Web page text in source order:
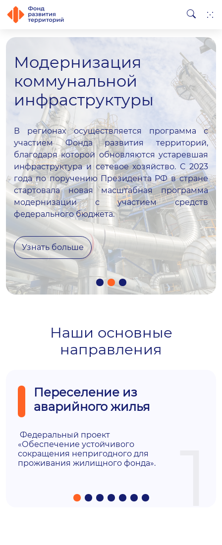
Модернизация
коммунальной
инфраструктуры
В регионах осуществляется программа с
участием Фонда развития территорий,
благодаря которой обновляются устаревшая
инфраструктура и сетевое хозяйство. С 2023
года по поручению Президента РФ в стране
стартовала новая масштабная программа
модернизации с участием средств
федерального бюджета.
Узнать больше
Наши основные
направления
Переселение из
аварийного жилья
Федеральный проект
«Обеспечение устойчивого
сокращения непригодного для
проживания жилищного фонда».